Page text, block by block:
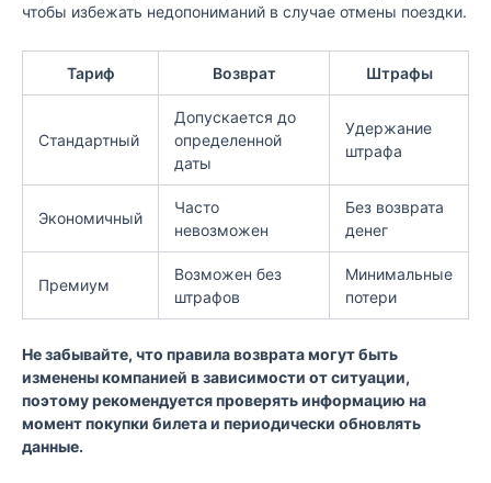
чтобы избежать недопониманий в случае отмены поездки.
Тариф Возврат Штрафы
Стандартный
Допускается до
определенной
даты
Удержание
штрафа
Экономичный
Часто
невозможен
Без возврата
денег
Премиум
Возможен без
штрафов
Минимальные
потери
Не забывайте, что правила возврата могут быть
изменены компанией в зависимости от ситуации,
поэтому рекомендуется проверять информацию на
момент покупки билета и периодически обновлять
данные.